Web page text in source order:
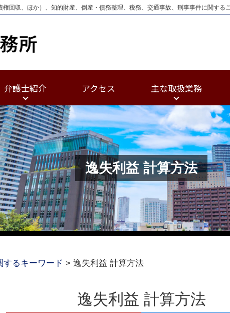
逸失利益 計算方法
権回収、ほか）、知的財産、倒産・債務整理、税務、交通事故、刑事事件に関する
弁護士紹介 アクセス 主な取扱業務
するキーワード > 逸失利益 計算方法
逸失利益 計算方法